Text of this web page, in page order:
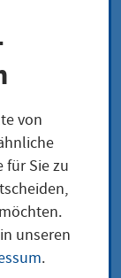
von
für Sie zu
unseren
.